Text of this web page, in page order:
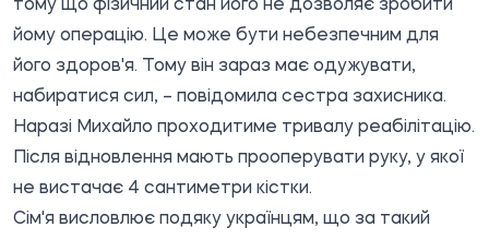
тому що фізичний стан його не дозволяє зробити
йому операцію. Це може бути небезпечним для
його здоров'я. Тому він зараз має одужувати,
набиратися сил, – повідомила сестра захисника.
Наразі Михайло проходитиме тривалу реабілітацію.
Після відновлення мають прооперувати руку, у якої
не вистачає 4 сантиметри кістки.
Сім'я висловлює подяку українцям, що за такий